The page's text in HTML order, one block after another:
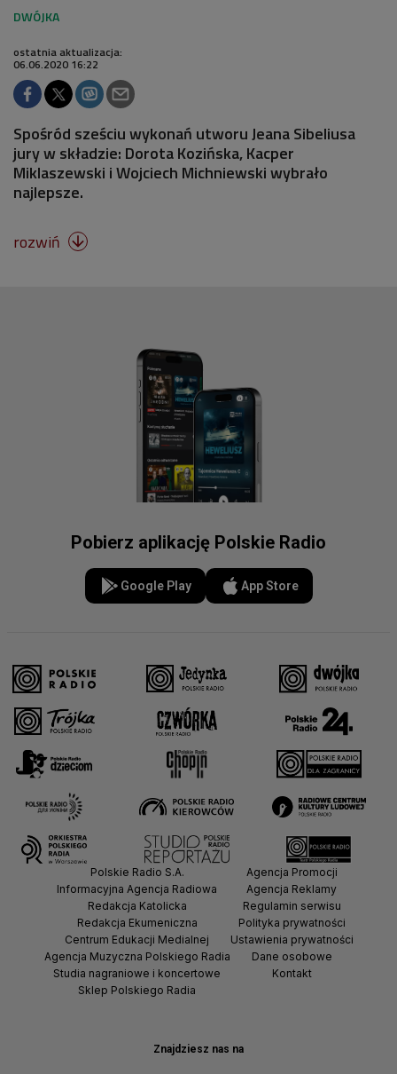
ostatnia aktualizacja:
06.06.2020 16:22
Spośród sześciu wykonań utworu Jeana Sibeliusa
jury w składzie: Dorota Kozińska, Kacper
Miklaszewski i Wojciech Michniewski wybrało
najlepsze.
rozwiń 
Pobierz aplikację Polskie Radio
Google Play App Store
Znajdziesz nas na
Polskie Radio S.A.
Informacyjna Agencja Radiowa
Redakcja Katolicka
Redakcja Ekumeniczna
Centrum Edukacji Medialnej
Agencja Muzyczna Polskiego Radia
Studia nagraniowe i koncertowe
Sklep Polskiego Radia
Agencja Promocji
Agencja Reklamy
Regulamin serwisu
Polityka prywatności
Ustawienia prywatności
Dane osobowe
Kontakt